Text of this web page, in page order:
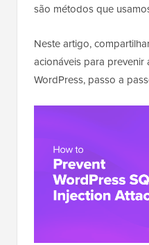
são métodos que
Neste artigo,
acionáveis para prevenir
WordPress, passo a